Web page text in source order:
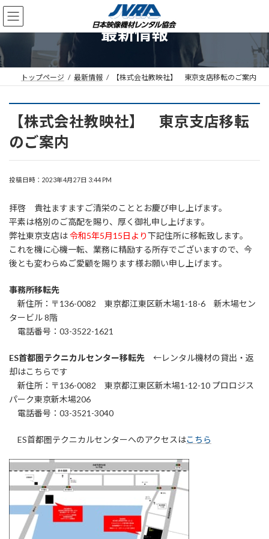
コ
ン
テ
ツ
へ
ナ
ビ
ゲ
シ
ョ
最新情報
トップページ 最新情報 【株式会社教映社】 東京支店移転のご案内
【株式会社教映社】 東京支店移転
のご案内
投稿日時：2023年4月27日 3:44 PM
拝啓 貴社ますますご清栄のこととお慶び申し上げます。
平素は格別のご高配を賜り、厚く御礼申し上げます。
弊社東京支店は令和5年5月15日より下記住所に移転致します。
これを機に心機一転、業務に精励する所存でございますので、今
後とも変わらぬご愛顧を賜ります様お願い申し上げます。
事務所移転先
新住所：〒136-0082 東京都江東区新木場1-18-6 新木場セン
タービル 8階
電話番号：03-3522-1621
ES首都圏テクニカルセンター移転先 ←レンタル機材の貸出・返
却はこちらです
新住所：〒136-0082 東京都江東区新木場1-12-10 プロロジス
パーク東京新木場206
電話番号：03-3521-3040
ES首都圏テクニカルセンターへのアクセスはこちら